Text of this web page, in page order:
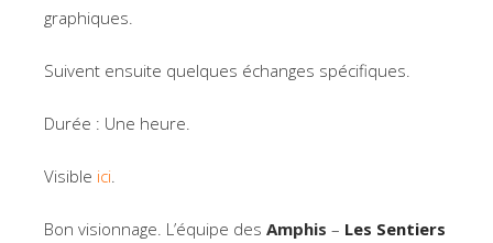
graphiques.
Suivent ensuite quelques échanges spécifiques.
Durée : Une heure.
Visible ici.
Bon visionnage. L’équipe des Amphis – Les Sentiers